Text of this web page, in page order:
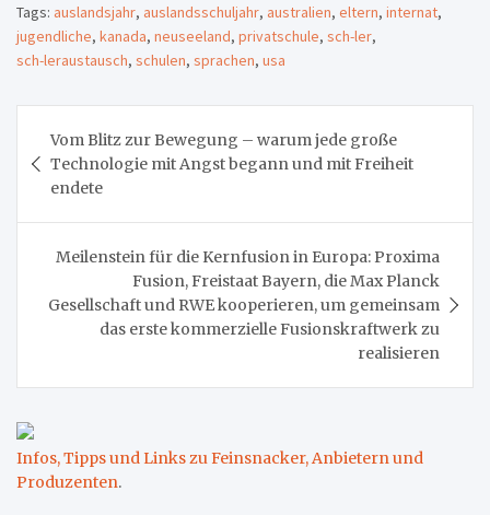
Tags: auslandsjahr, auslandsschuljahr, australien, eltern, internat,
jugendliche, kanada, neuseeland, privatschule, sch-ler,
sch-leraustausch, schulen, sprachen, usa
Vom Blitz zur Bewegung – warum jede große
Technologie mit Angst begann und mit Freiheit
endete
Meilenstein für die Kernfusion in Europa: Proxima
Fusion, Freistaat Bayern, die Max Planck
Gesellschaft und RWE kooperieren, um gemeinsam
das erste kommerzielle Fusionskraftwerk zu
realisieren
Infos, Tipps und Links zu Feinsnacker, Anbietern und
Produzenten.